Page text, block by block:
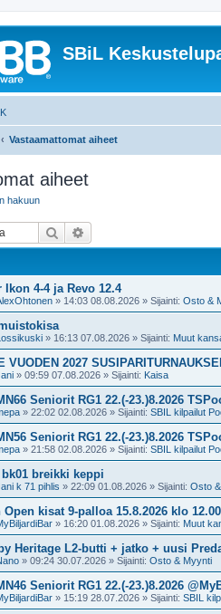
SBiL
Vastaamattomat aiheet
aiheet
hakuun
Etsi
Ikon 4-4 ja Revo 12.4
» 14:03 08.08.2026 » Sijainti: Osto &
» 16:13 07.08.2026 » Sijainti: Muut
VUODEN 2027
» 09:59 07.08.2026 » Sijainti: Kaisa
Seniorit RG1 22.(-23.)8.2026
» 22:02 02.08.2026 » Sijainti: SBIL kilpailut
Seniorit RG1 22.(-23.)8.2026
» 21:58 02.08.2026 » Sijainti: SBIL kilpailut
bk01 breikki keppi
k 71 pihlis » 22:09 01.08.2026 » Sijainti: Osto
kisat 9-palloa 15.8.2026 klo
» 16:20 01.08.2026 » Sijainti: Muut
Heritage L2-butti + jatko + uusi
» 09:24 30.07.2026 » Sijainti: Osto & Myynti
Seniorit RG1 22.(-23.)8.2026
» 15:19 28.07.2026 » Sijainti: SBIL